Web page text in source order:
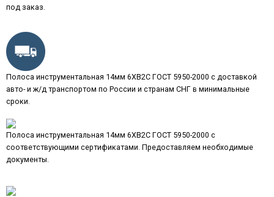
под заказ.
Полоса инструментальная 14мм 6ХВ2С ГОСТ 5950-2000 с доставкой
авто- и ж/д транспортом по России и странам СНГ в минимальные
сроки.
Полоса инструментальная 14мм 6ХВ2С ГОСТ 5950-2000 с
соответствующими сертификатами. Предоставляем необходимые
документы.